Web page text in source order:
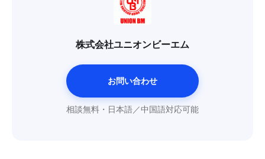
株式会社ユニオンビーエム
お問い合わせ
相談無料・日本語／中国語対応可能